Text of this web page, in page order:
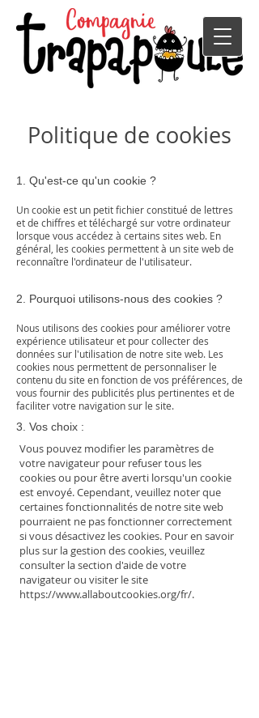
Politique de cookies
1. Qu'est-ce qu'un cookie ?
Un cookie est un petit fichier constitué de lettres
et de chiffres et téléchargé sur votre ordinateur
lorsque vous accédez à certains sites web. En
général, les cookies permettent à un site web de
reconnaître l'ordinateur de l'utilisateur.
2. Pourquoi utilisons-nous des cookies ?
Nous utilisons des cookies pour améliorer votre
expérience utilisateur et pour collecter des
données sur l'utilisation de notre site web. Les
cookies nous permettent de personnaliser le
contenu du site en fonction de vos préférences, de
vous fournir des publicités plus pertinentes et de
faciliter votre navigation sur le site.
3. Vos choix :
Vous pouvez modifier les paramètres de
votre navigateur pour refuser tous les
cookies ou pour être averti lorsqu'un cookie
est envoyé. Cependant, veuillez noter que
certaines fonctionnalités de notre site web
pourraient ne pas fonctionner correctement
si vous désactivez les cookies. Pour en savoir
plus sur la gestion des cookies, veuillez
consulter la section d'aide de votre
navigateur ou visiter le site
https://www.allaboutcookies.org/fr/.